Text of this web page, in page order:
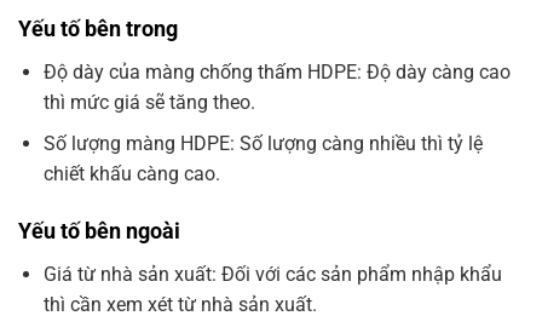
Yếu tố bên trong
Độ dày của màng chống thấm HDPE: Độ dày càng cao
thì mức giá sẽ tăng theo.
Số lượng màng HDPE: Số lượng càng nhiều thì tỷ lệ
chiết khấu càng cao.
Yếu tố bên ngoài
Giá từ nhà sản xuất: Đối với các sản phẩm nhập khẩu
thì cần xem xét từ nhà sản xuất.